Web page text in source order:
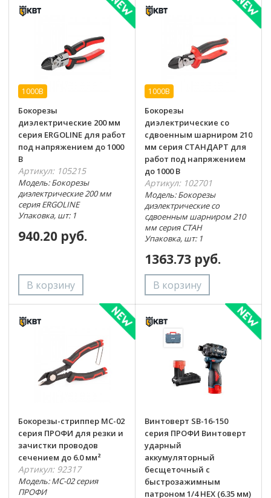
1000В
Бокорезы
диэлектрические 200 мм
серия ERGOLINE для работ
под напряжением до 1000
В
Артикул: 105215
Модель: Бокорезы
диэлектрические 200 мм
серия ERGOLINE
Упаковка, шт: 1
940.20 руб.
1000В
Бокорезы
диэлектрические со
сдвоенным шарниром 210
мм серия СТАНДАРТ для
работ под напряжением
до 1000 В
Артикул: 102701
Модель: Бокорезы
диэлектрические со
сдвоенным шарниром 210
мм серия СТАН
Упаковка, шт: 1
1363.73 руб.
Бокорезы-стриппер MC-02
серия ПРОФИ для резки и
зачистки проводов
сечением до 6.0 мм²
Артикул: 92317
Модель: MC-02 серия
ПРОФИ
Винтоверт SB-16-150
серия ПРОФИ Винтоверт
ударный
аккумуляторный
бесщеточный с
быстрозажимным
патроном 1/4 НЕХ (6.35 мм)